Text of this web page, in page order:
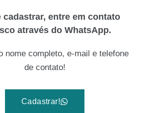
cadastrar, entre em contato
através do WhatsApp.
nome completo, e-mail e telefone
de contato!
Cadastrar!